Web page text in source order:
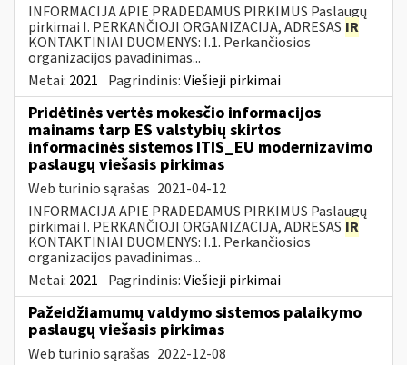
INFORMACIJA APIE PRADEDAMUS PIRKIMUS Paslaugų
pirkimai I. PERKANČIOJI ORGANIZACIJA, ADRESAS IR
KONTAKTINIAI DUOMENYS: I.1. Perkančiosios
organizacijos pavadinimas...
Metai: 2021 Pagrindinis:Viešieji pirkimai
Pridėtinės vertės mokesčio informacijos
mainams tarp ES valstybių skirtos
informacinės sistemos ITIS_EU modernizavimo
paslaugų viešasis pirkimas
Web turinio sąrašas 2021-04-12
INFORMACIJA APIE PRADEDAMUS PIRKIMUS Paslaugų
pirkimai I. PERKANČIOJI ORGANIZACIJA, ADRESAS IR
KONTAKTINIAI DUOMENYS: I.1. Perkančiosios
organizacijos pavadinimas...
Metai: 2021 Pagrindinis:Viešieji pirkimai
Pažeidžiamumų valdymo sistemos palaikymo
paslaugų viešasis pirkimas
Web turinio sąrašas 2022-12-08